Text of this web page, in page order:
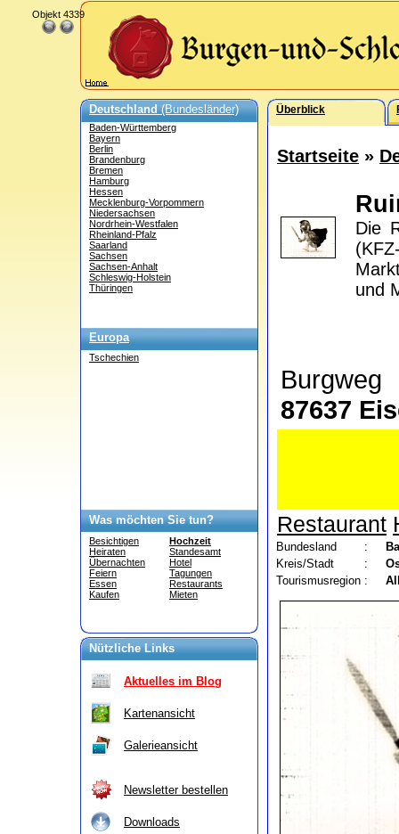
Deutschland(Bundesländer)
Baden-Württemberg
Bayern
Berlin
Brandenburg
Bremen
Hamburg
Hessen
Mecklenburg-Vorpommern
Niedersachsen
Nordrhein-Westfalen
Rheinland-Pfalz
Saarland
Sachsen
Sachsen-Anhalt
Schleswig-Holstein
Thüringen
Europa
Tschechien
Was möchten Sie tun?
Besichtigen
Heiraten
Übernachten
Feiern
Essen
Kaufen
Hochzeit
Standesamt
Hotel
Tagungen
Restaurants
Mieten
Nützliche Links
Aktuelles im Blog
Kartenansicht
Galerieansicht
Newsletter bestellen
Downloads
Überblick
Startseite »
Die
und
Burgweg
87637
Restaurant
Bundesland :
Kreis/Stadt
:
Tourismusregion :
Objekt 4339